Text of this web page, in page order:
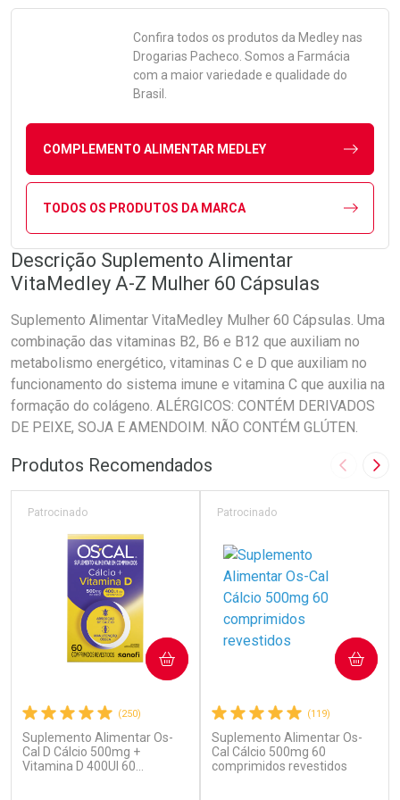
Confira todos os produtos da Medleynas
Drogarias Pacheco. Somos a Farmácia
com a maior variedade e qualidade do
Brasil.
COMPLEMENTO ALIMENTAR MEDLEY
TODOS OS PRODUTOS DA MARCA
Descrição Suplemento Alimentar
VitaMedley A-Z Mulher 60 Cápsulas
Suplemento Alimentar VitaMedley Mulher 60 Cápsulas. Uma
combinação das vitaminas B2, B6 e B12 que auxiliam no
metabolismo energético, vitaminas C e D que auxiliam no
funcionamento do sistema imune e vitamina C que auxilia na
formação do colágeno. ALÉRGICOS: CONTÉM DERIVADOS
DE PEIXE, SOJA E AMENDOIM. NÃO CONTÉM GLÚTEN.
Produtos Recomendados Imagem
(250)
Suplemento Alimentar Os-
Cal D Cálcio 500mg +
Vitamina D 400UI 60
Patrocinado
COMPRAR
(119)
Suplemento Alimentar Os-
Cal Cálcio 500mg 60
comprimidos revestidos
Patrocinado
COMPRAR